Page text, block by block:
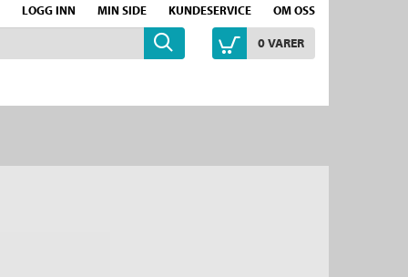
LOGG INN MIN SIDE KUNDESERVICE OM OSS
0VARER